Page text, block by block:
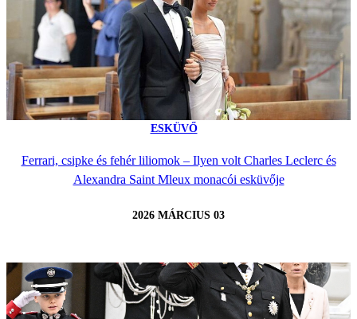
ESKÜVŐ
Ferrari, csipke és fehér liliomok – Ilyen volt Charles Leclerc és
Alexandra Saint Mleux monacói esküvője
2026 MÁRCIUS 03